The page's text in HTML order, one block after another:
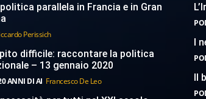
parallela in Francia e in Gran
Perissich
difficile: raccontare la politica
– 13 gennaio 2020
ANNI DI AI Francesco De Leo
I
Il